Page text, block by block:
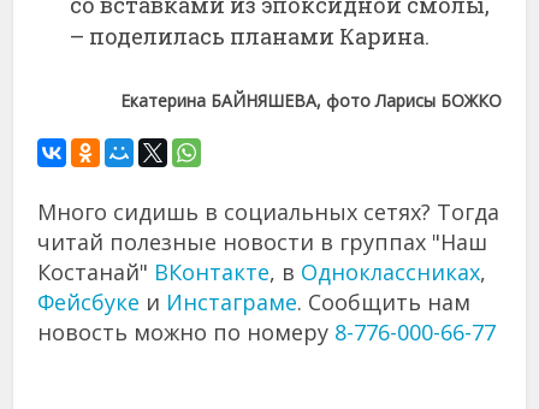
– поделилась планами Карина.
Екатерина БАЙНЯШЕВА, фото Ларисы БОЖКО
Много сидишь в социальных сетях? Тогда
читай полезные новости в группах "Наш
Костанай" ВКонтакте, в Одноклассниках,
Фейсбуке и Инстаграме. Сообщить нам
новость можно по номеру 8-776-000-66-77